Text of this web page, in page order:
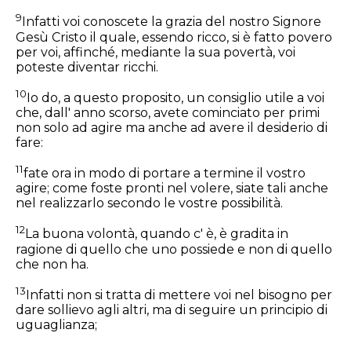
9 Infatti voi conoscete la grazia del nostro Signore
Gesù Cristo il quale, essendo ricco, si è fatto povero
per voi, affinché, mediante la sua povertà, voi
poteste diventar ricchi.
10Io do, a questo proposito, un consiglio utile a voi
che, dall' anno scorso, avete cominciato per primi
non solo ad agire ma anche ad avere il desiderio di
fare:
11fate ora in modo di portare a termine il vostro
agire; come foste pronti nel volere, siate tali anche
nel realizzarlo secondo le vostre possibilità.
12La buona volontà, quando c' è, è gradita in
ragione di quello che uno possiede e non di quello
che non ha.
13Infatti non si tratta di mettere voi nel bisogno per
dare sollievo agli altri, ma di seguire un principio di
uguaglianza;